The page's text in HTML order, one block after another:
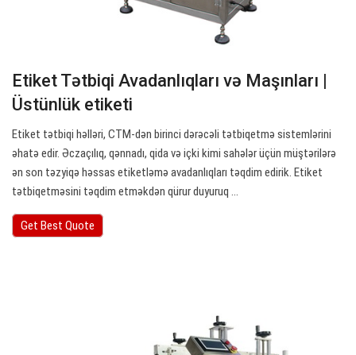
Etiket Tətbiqi Avadanlıqları və Maşınları |
Üstünlük etiketi
Etiket tətbiqi həlləri, CTM-dən birinci dərəcəli tətbiqetmə sistemlərini
əhatə edir. Əczaçılıq, qənnadı, qida və içki kimi sahələr üçün müştərilərə
ən son təzyiqə həssas etiketləmə avadanlıqları təqdim edirik. Etiket
tətbiqetməsini təqdim etməkdən qürur duyuruq ...
Get Best Quote